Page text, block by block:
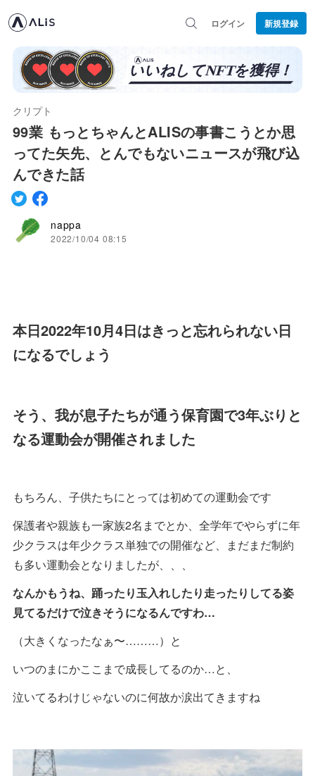
ログイン 新規登録
クリプト
99業 もっとちゃんとALISの事書こうとか思
ってた矢先、とんでもないニュースが飛び込
んできた話
nappa
2022/10/04 08:15
本日2022年10月4日はきっと忘れられない日
になるでしょう
そう、我が息子たちが通う保育園で3年ぶり と
なる運動会が開催されました
もちろん、子供たちにとっては初めての運動会です
保護者や親族も一家族2名までとか、全学年でやらずに年
少クラスは年少クラス単独での開催など、まだまだ制約
も多い運動会となりましたが、、、
なんかもうね、踊ったり玉入れしたり走ったりしてる姿
見てるだけで泣きそうになるんですわ…
（大きくなったなぁ〜………）と
いつのまにかここまで成長してるのか…と、
泣いてるわけじゃないのに何故か涙出てきますね